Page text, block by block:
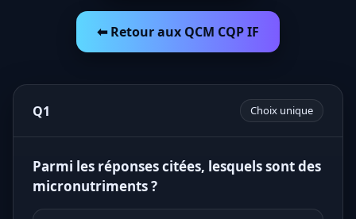
⬅ Retour aux QCM CQP IF
Q1 Choix unique
Parmi les réponses citées, lesquels sont des
micronutriments ?